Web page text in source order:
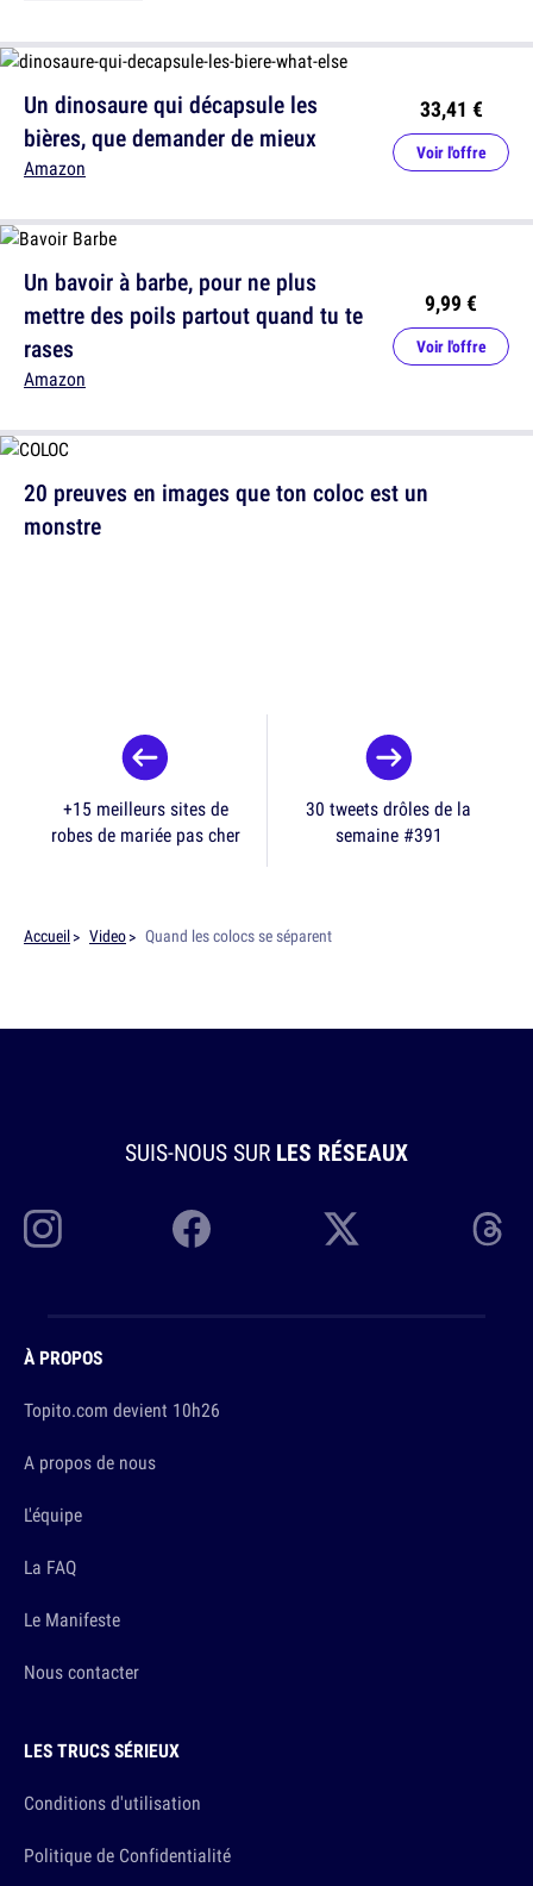
Un dinosaure qui décapsule les
bières, que demander de mieux
Amazon
33,41 €
Voir l'offre
20 preuves en images que ton coloc est un
monstre
Un bavoir à barbe, pour ne plus
mettre des poils partout quand tu te
rases
Amazon
9,99 €
Voir l'offre
+15 meilleurs sites de
robes de mariée pas cher
30 tweets drôles de la
semaine #391
Accueil Video Quand les colocs se séparent
SUIS-NOUS SUR LES RÉSEAUX
À PROPOS
Topito.com devient 10h26
A propos de nous
L'équipe
La FAQ
Le Manifeste
Nous contacter
LES TRUCS SÉRIEUX
Conditions d'utilisation
Politique de Confidentialité